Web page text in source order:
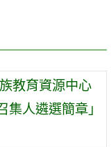
教育資源中心
人遴選簡章」